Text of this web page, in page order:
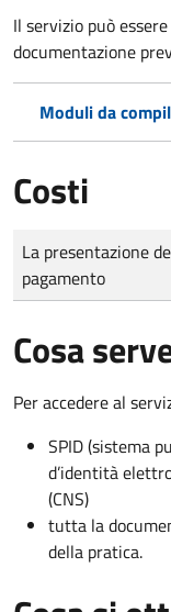
Il servizio può
documentazione
Moduli da
Costi
Tipo di pagamento
Importo
La presentazione
pagamento
Cosa
Per accedere al
SPID (sistema
d’identità
(CNS)
tutta la
della pratica.